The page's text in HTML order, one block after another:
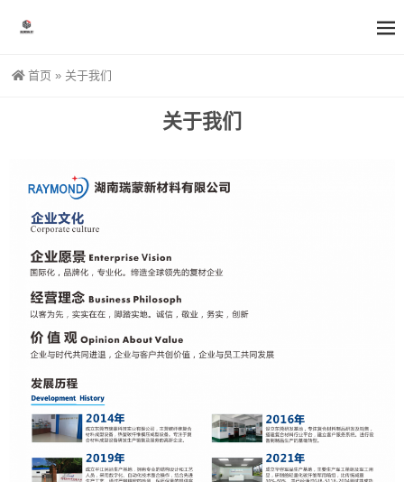
首页 » 关于我们
关于我们